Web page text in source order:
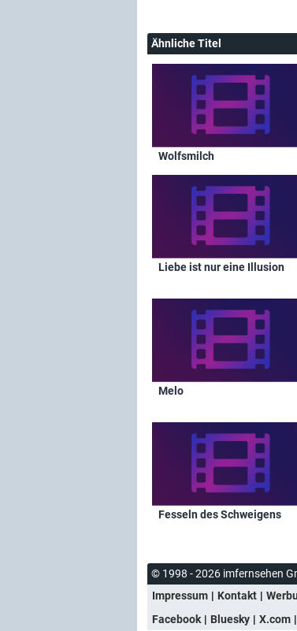
Ähnliche Titel
Wolfsmilch
Liebe ist nur eine Illusion
Melo
Fesseln des Schweigens
© 1998 - 2026 imfernsehen
Impressum
Kontakt
Facebook
Bluesky X.com